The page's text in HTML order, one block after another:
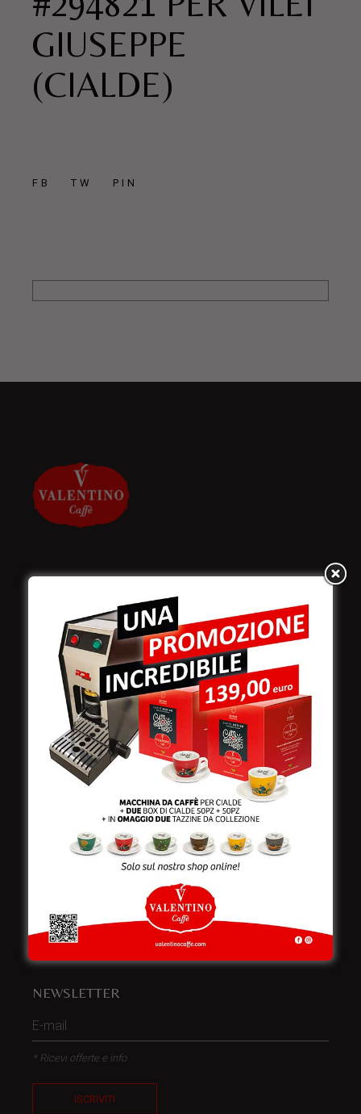
GIUSEPPE
(CIALDE)
FB TW PIN
Stabilimento
e produzione:
Viale Croazia 8 (Z.I.)
73100 Lecce
Telefono:+39 0832 240771
+39 0832 279866
info@valentinocaffespa.com
Partita Iva:02583710757
NEWSLETTER
* Ricevi offerte e info
ISCRIVITI